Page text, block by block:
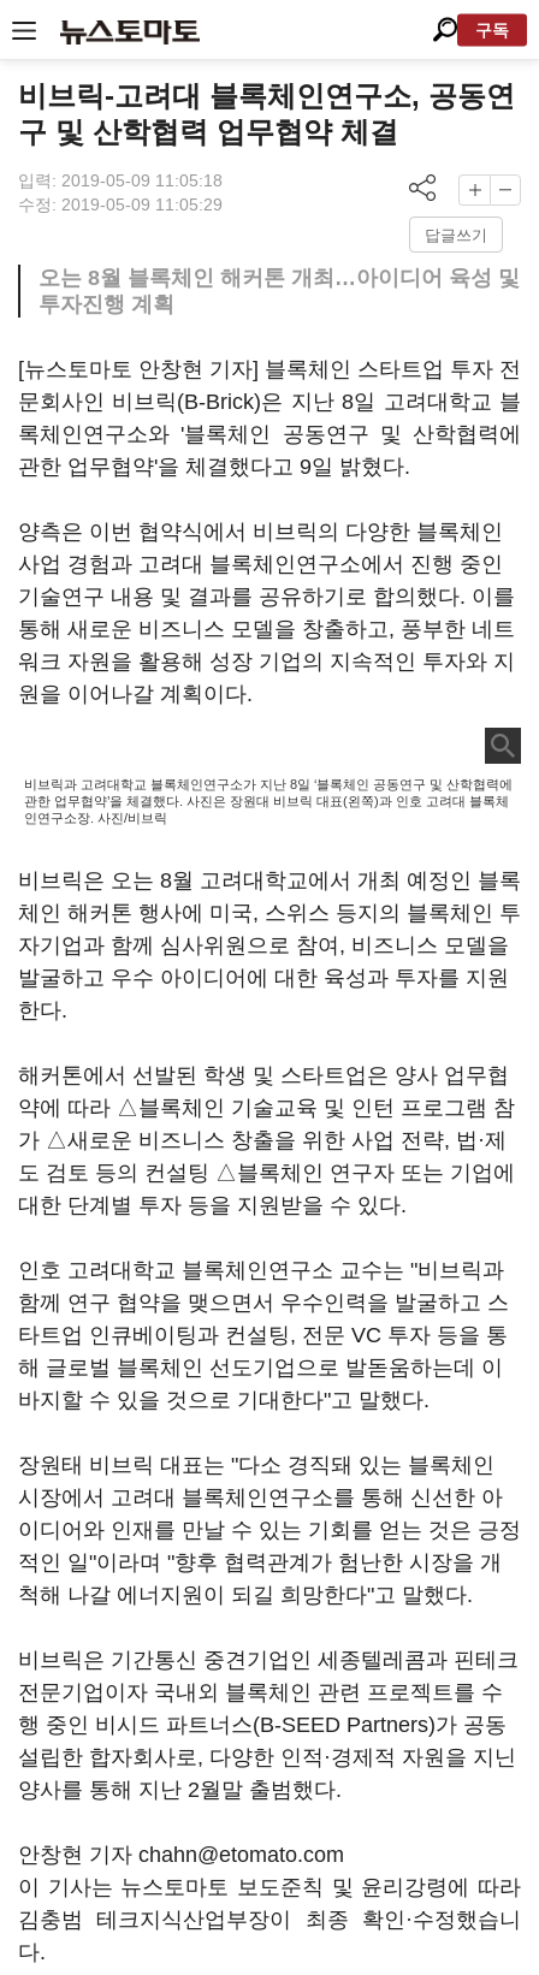
구독
비브릭-고려대 블록체인연구소, 공동연
구 및 산학협력 업무협약 체결
입력: 2019-05-09 11:05:18
수정: 2019-05-09 11:05:29
답글쓰기
오는 8월 블록체인 해커톤 개최…아이디어 육성 및
투자진행 계획
[뉴스토마토 안창현 기자] 블록체인 스타트업 투자 전
문회사인 비브릭(B-Brick)은 지난 8일 고려대학교 블
록체인연구소와 '블록체인 공동연구 및 산학협력에
관한 업무협약'을 체결했다고 9일 밝혔다.
양측은 이번 협약식에서 비브릭의 다양한 블록체인
사업 경험과 고려대 블록체인연구소에서 진행 중인
기술연구 내용 및 결과를 공유하기로 합의했다. 이를
통해 새로운 비즈니스 모델을 창출하고, 풍부한 네트
워크 자원을 활용해 성장 기업의 지속적인 투자와 지
원을 이어나갈 계획이다.
비브릭과 고려대학교 블록체인연구소가 지난 8일 ‘블록체인 공동연구 및 산학협력에
관한 업무협약’을 체결했다. 사진은 장원대 비브릭 대표(왼쪽)과 인호 고려대 블록체
인연구소장. 사진/비브릭
비브릭은 오는 8월 고려대학교에서 개최 예정인 블록
체인 해커톤 행사에 미국, 스위스 등지의 블록체인 투
자기업과 함께 심사위원으로 참여, 비즈니스 모델을
발굴하고 우수 아이디어에 대한 육성과 투자를 지원
한다.
해커톤에서 선발된 학생 및 스타트업은 양사 업무협
약에 따라 △블록체인 기술교육 및 인턴 프로그램 참
가 △새로운 비즈니스 창출을 위한 사업 전략, 법·제
도 검토 등의 컨설팅 △블록체인 연구자 또는 기업에
대한 단계별 투자 등을 지원받을 수 있다.
인호 고려대학교 블록체인연구소 교수는 "비브릭과
함께 연구 협약을 맺으면서 우수인력을 발굴하고 스
타트업 인큐베이팅과 컨설팅, 전문 VC 투자 등을 통
해 글로벌 블록체인 선도기업으로 발돋움하는데 이
바지할 수 있을 것으로 기대한다"고 말했다.
장원태 비브릭 대표는 "다소 경직돼 있는 블록체인
시장에서 고려대 블록체인연구소를 통해 신선한 아
이디어와 인재를 만날 수 있는 기회를 얻는 것은 긍정
적인 일"이라며 "향후 협력관계가 험난한 시장을 개
척해 나갈 에너지원이 되길 희망한다"고 말했다.
비브릭은 기간통신 중견기업인 세종텔레콤과 핀테크
전문기업이자 국내외 블록체인 관련 프로젝트를 수
행 중인 비시드 파트너스(B-SEED Partners)가 공동
설립한 합자회사로, 다양한 인적·경제적 자원을 지닌
양사를 통해 지난 2월말 출범했다.
안창현 기자 chahn@etomato.com
이 기사는 뉴스토마토 보도준칙 및 윤리강령에 따라
김충범 테크지식산업부장이 최종 확인·수정했습니
다.